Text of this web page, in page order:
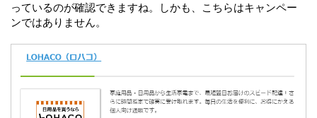
っているのが確認できますね。しかも、こちらはキャンペー
ンではありません。